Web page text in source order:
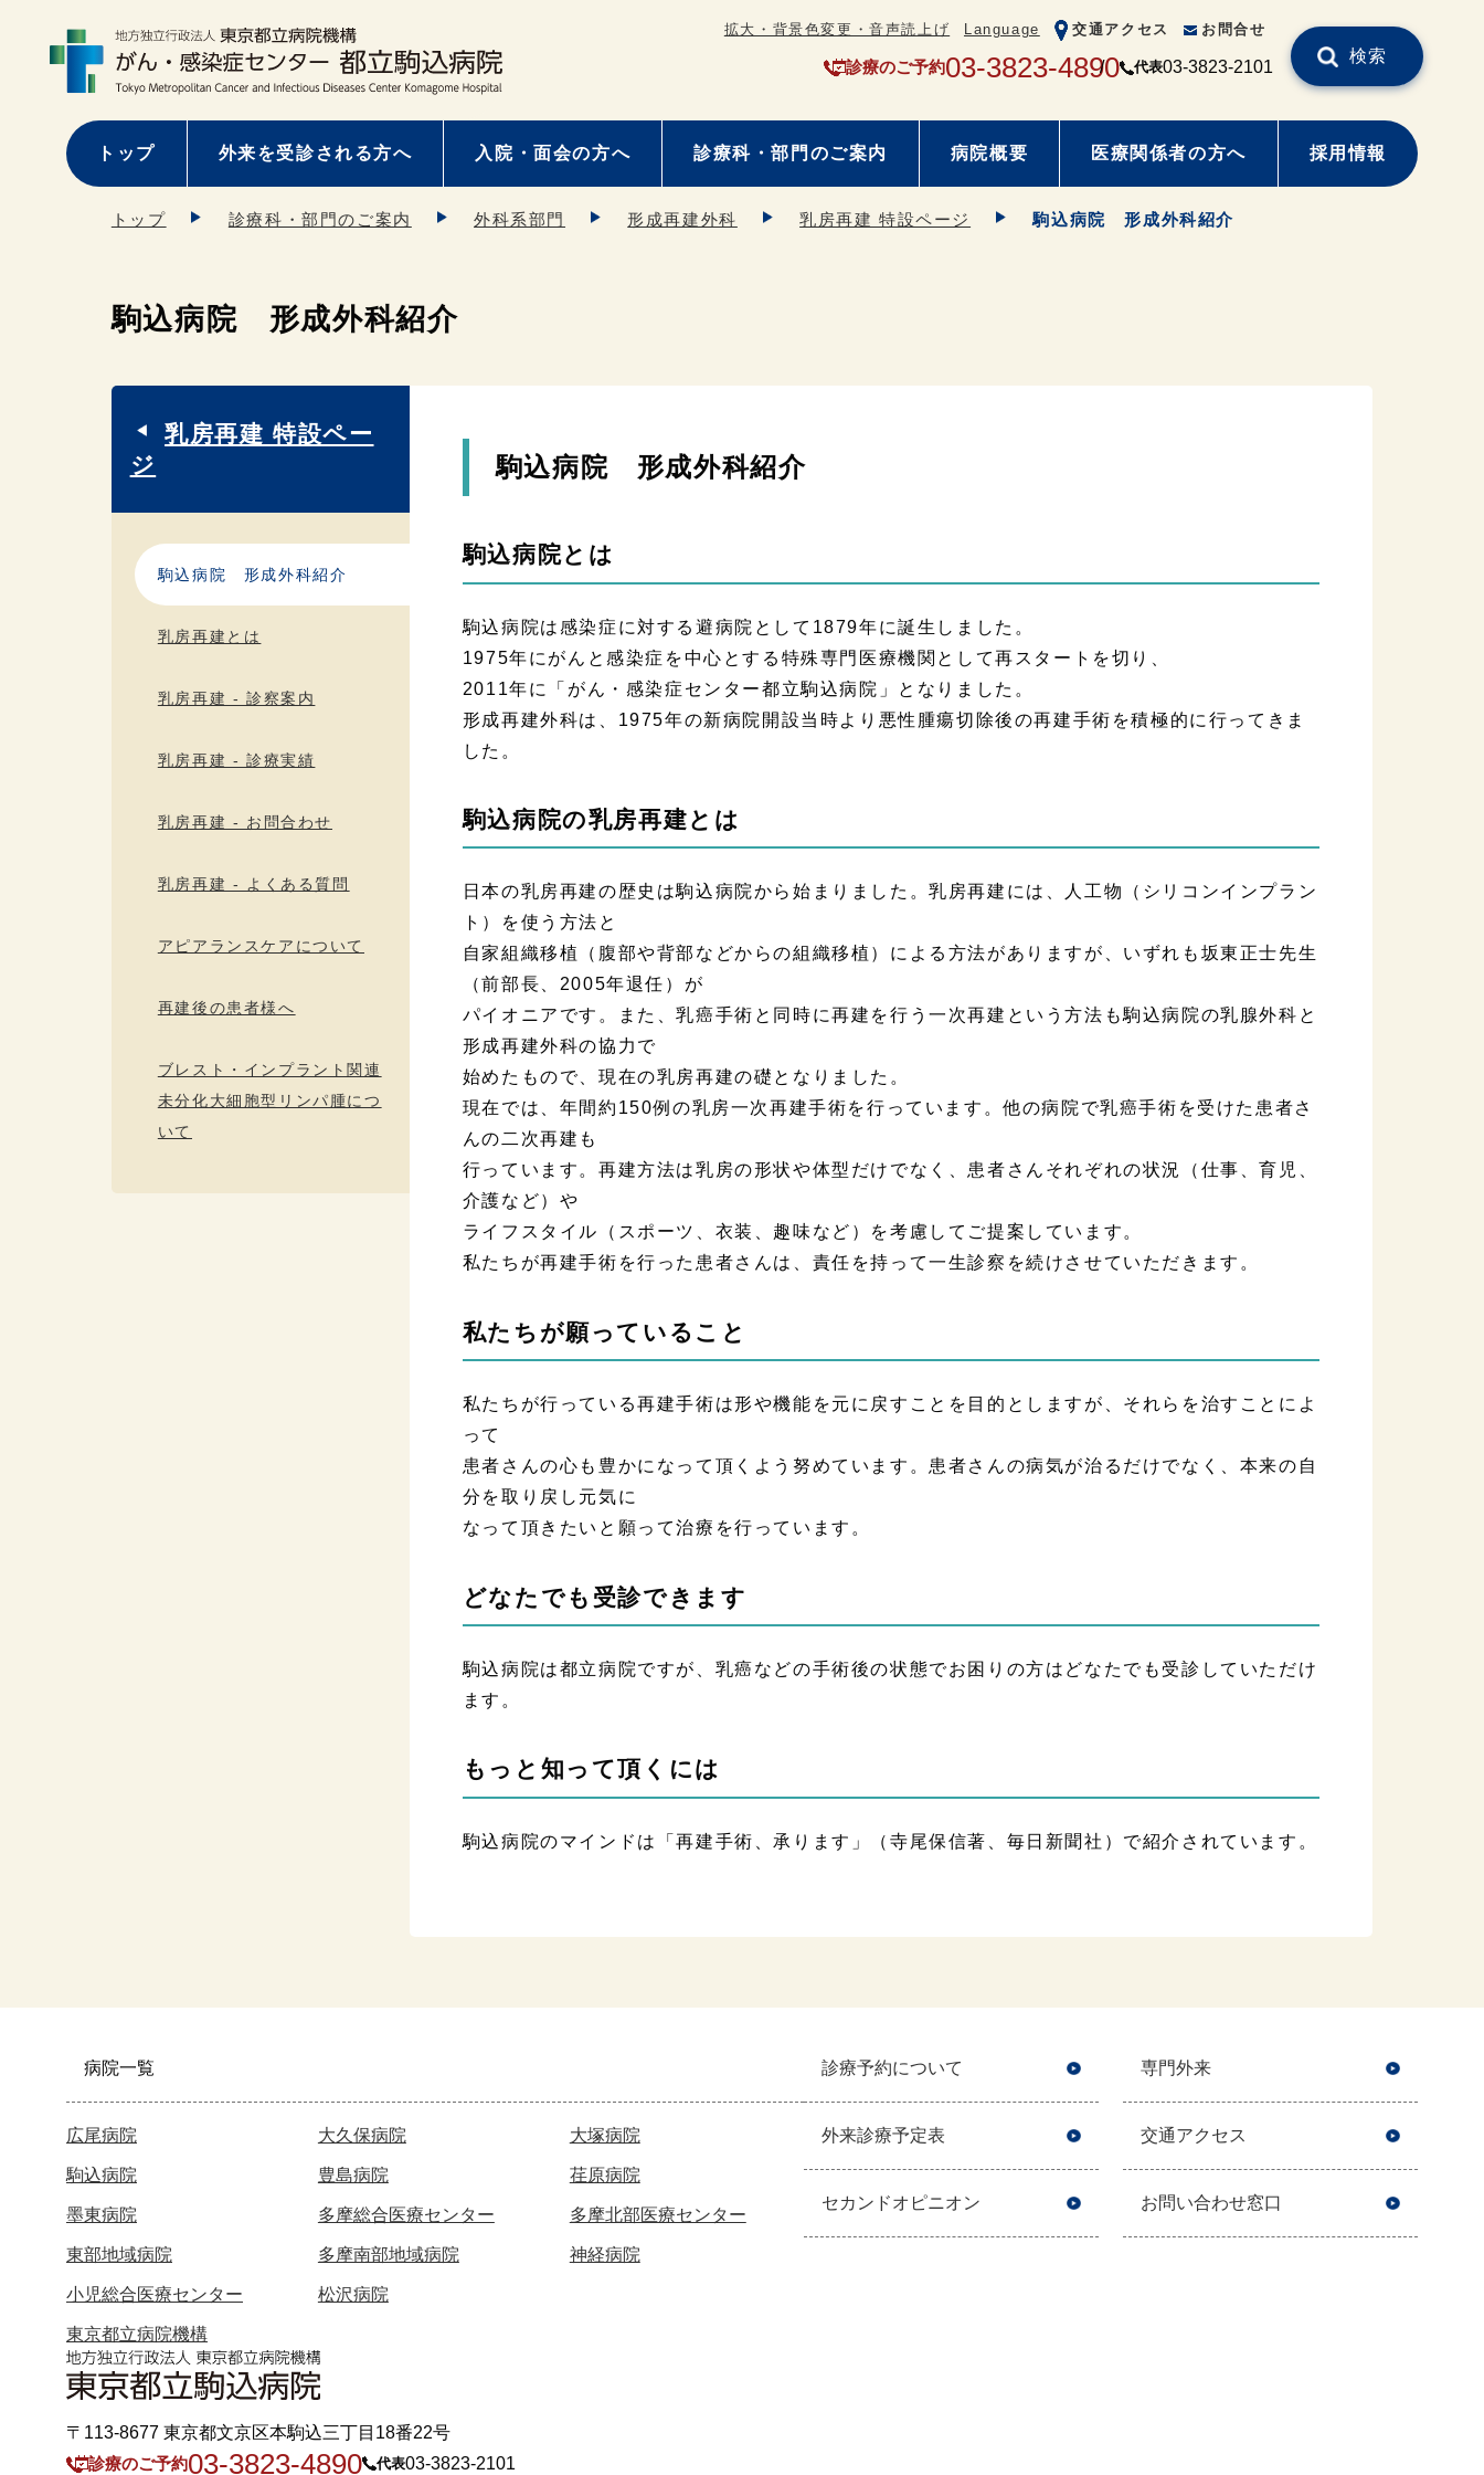
拡大・背景色変更・音声読上げ Language 交通アクセス お問合せ
診療のご予約03-3823-4890 代表03-3823-2101
検索
トップ 外来を受診される方へ 入院・面会の方へ 診療科・部門のご案内 病院概要 医療関係者の方へ 採用情報
トップ 診療科・部門のご案内 外科系部門 形成再建外科 乳房再建 特設ページ 駒込病院 形成外科紹介
駒込病院 形成外科紹介
駒込病院 形成外科紹介
駒込病院とは
駒込病院は感染症に対する避病院として1879年に誕生しました。
1975年にがんと感染症を中心とする特殊専門医療機関として再スタートを切り、
2011年に「がん・感染症センター都立駒込病院」となりました。
形成再建外科は、1975年の新病院開設当時より悪性腫瘍切除後の再建手術を積極的に行ってきま
した。
駒込病院の乳房再建とは
日本の乳房再建の歴史は駒込病院から始まりました。乳房再建には、人工物（シリコンインプラン
ト）を使う方法と
自家組織移植（腹部や背部などからの組織移植）による方法がありますが、いずれも坂東正士先生
（前部長、2005年退任）が
パイオニアです。また、乳癌手術と同時に再建を行う一次再建という方法も駒込病院の乳腺外科と
形成再建外科の協力で
始めたもので、現在の乳房再建の礎となりました。
現在では、年間約150例の乳房一次再建手術を行っています。他の病院で乳癌手術を受けた患者さ
んの二次再建も
行っています。再建方法は乳房の形状や体型だけでなく、患者さんそれぞれの状況（仕事、育児、
介護など）や
ライフスタイル（スポーツ、衣装、趣味など）を考慮してご提案しています。
私たちが再建手術を行った患者さんは、責任を持って一生診察を続けさせていただきます。
私たちが願っていること
私たちが行っている再建手術は形や機能を元に戻すことを目的としますが、それらを治すことによ
って
患者さんの心も豊かになって頂くよう努めています。患者さんの病気が治るだけでなく、本来の自
分を取り戻し元気に
なって頂きたいと願って治療を行っています。
どなたでも受診できます
駒込病院は都立病院ですが、乳癌などの手術後の状態でお困りの方はどなたでも受診していただけ
ます。
もっと知って頂くには
駒込病院のマインドは「再建手術、承ります」（寺尾保信著、毎日新聞社）で紹介されています。
乳房再建 特設ペー
ジ
駒込病院 形成外科紹介
乳房再建とは
乳房再建 - 診察案内
乳房再建 - 診療実績
乳房再建 - お問合わせ
乳房再建 - よくある質問
アピアランスケアについて
再建後の患者様へ
ブレスト・インプラント関連
未分化大細胞型リンパ腫につ
いて
病院一覧
広尾病院 大久保病院 大塚病院
駒込病院 豊島病院 荏原病院
墨東病院 多摩総合医療センター 多摩北部医療センター
東部地域病院 多摩南部地域病院 神経病院
小児総合医療センター 松沢病院
東京都立病院機構
診療予約について
外来診療予定表
セカンドオピニオン
専門外来
交通アクセス
お問い合わせ窓口
〒113-8677 東京都文京区本駒込三丁目18番22号
診療のご予約03-3823-4890 代表03-3823-2101